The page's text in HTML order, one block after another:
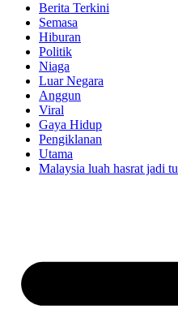
Berita Terkini
Semasa
Hiburan
Politik
Niaga
Luar Negara
Anggun
Viral
Gaya Hidup
Pengiklanan
Utama
Malaysia luah hasrat jadi